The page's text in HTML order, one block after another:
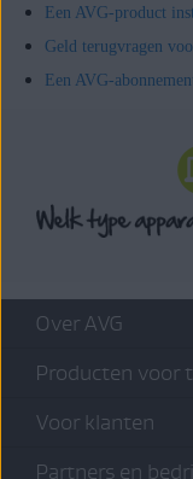
Een AVG-product
Geld terugvragen
Een AVG-
Over AVG
Producten voor
Voor klanten
Partners en